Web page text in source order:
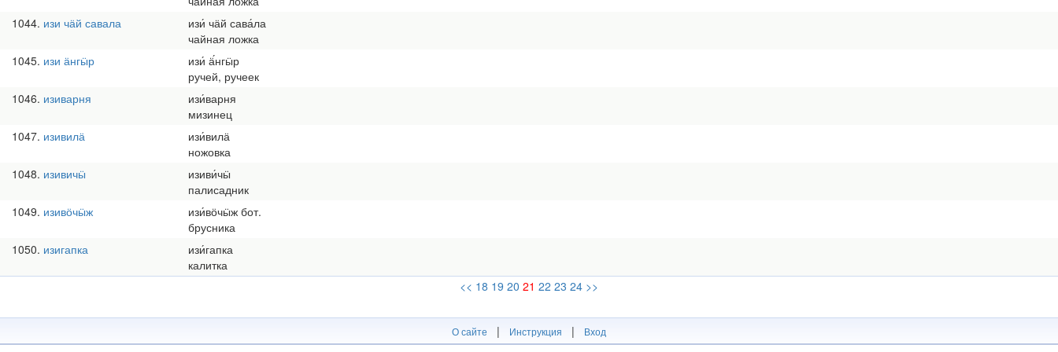
1044 изи чӓй савала
изи́ чӓй сава́ла
чайная ложка
1045 изи ӓнгӹр
изи́ ӓ́нгӹр
ручей, ручеек
1046 изиварня
изи́варня
мизинец
1047 изивилӓ
изи́вилӓ
ножовка
1048 изивичӹ
изиви́чӹ
палисадник
1049 изивӧчӹж
изи́вӧчӹж бот.
брусника
1050 изигапка
изи́гапка
калитка
<< 18 19 20 21 22 23 24 >>
О сайте | Инструкция | Вход